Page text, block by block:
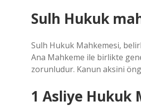
Sulh Hukuk
Sulh Hukuk Mahkemesi,
Ana Mahkeme ile birlikte
zorunludur. Kanun aksini
1 Asliye Hukuk